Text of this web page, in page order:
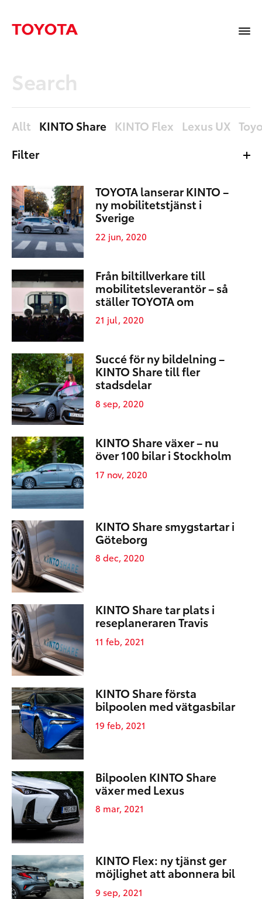
Allt KINTO Share KINTO Flex Lexus UX
Filter
Nyast
TOYOTA lanserar KINTO –
ny mobilitetstjänst i
Sverige
22 jun, 2020
Från biltillverkare till
mobilitetsleverantör – så
ställer TOYOTA om
21 jul, 2020
Succé för ny bildelning –
KINTO Share till fler
stadsdelar
8 sep, 2020
KINTO Share växer – nu
över 100 bilar i Stockholm
17 nov, 2020
KINTO Share smygstartar i
Göteborg
8 dec, 2020
KINTO Share tar plats i
reseplaneraren Travis
11 feb, 2021
KINTO Share första
bilpoolen med vätgasbilar
19 feb, 2021
Bilpoolen KINTO Share
växer med Lexus
8 mar, 2021
KINTO Flex: ny tjänst ger
möjlighet att abonnera bil
9 sep, 2021